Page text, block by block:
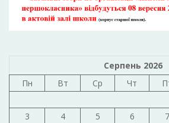
Серпень 2026
Пн
Вт Ср Чт
3
4 5 6 7